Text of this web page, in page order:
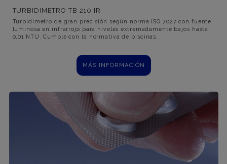
TURBIDIMETRO TB 210 IR
Turbidimetro de gran precisión según norma ISO 7027 con fuente
luminosa en infrarrojo para niveles extremadamente bajos hasta
0,01 NTU. Cumple con la normativa de piscinas.
MÁS INFORMACIÓN